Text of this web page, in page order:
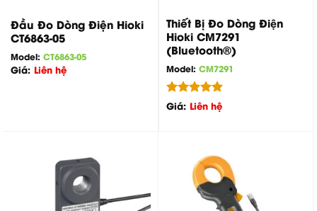
Đầu Đo Dòng Điện Hioki
CT6863-05
Model: CT6863-05
Giá: Liên hệ
Thiết Bị Đo Dòng Điện
Hioki CM7291
(Bluetooth®)
Model: CM7291
Được xếp
hạng
5.00
Giá: Liên hệ